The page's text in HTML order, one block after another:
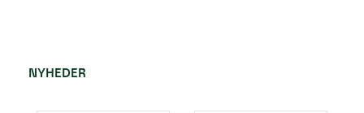
NYHEDER